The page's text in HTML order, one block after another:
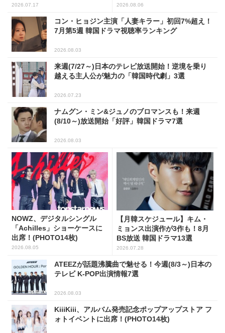
2026.07.17 2026.08.06
コン・ヒョジン主演「人妻キラー」初回7%超え！
7月第5週 韓国ドラマ視聴率ランキング
2026.08.03
来週(7/27～)日本のテレビ放送開始！逆境を乗り
越える主人公が魅力の「韓国時代劇」3選
2026.07.23
ナムグン・ミン&ジュノのブロマンスも！来週
(8/10～)放送開始「好評」韓国ドラマ7選
2026.08.03
NOWZ、デジタルシングル
「Achilles」ショーケースに
出席！(PHOTO14枚)
2026.08.05
【月韓スケジュール】キム・
ミョンス出演作が3作も！8月
BS放送 韓国ドラマ13選
2026.07.28
ATEEZが話題沸騰曲で魅せる！今週(8/3～)日本の
テレビ K-POP出演情報7選
2026.08.03
KiiiKiii、アルバム発売記念ポップアップストア フ
ォトイベントに出席！(PHOTO14枚)